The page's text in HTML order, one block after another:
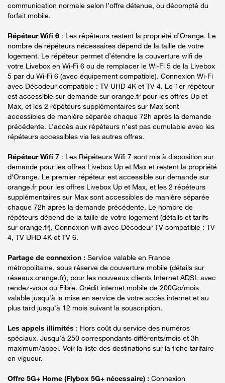
communication normale selon l’offre détenue, ou décompté du
forfait mobile.
Répéteur Wifi 6 : Les répéteurs restent la propriété d’Orange. Le
nombre de répéteurs nécessaires dépend de la taille de votre
logement. Le répéteur permet d’étendre la couverture wifi de
votre Livebox en Wi-Fi 6 ou de remplacer le Wi-Fi 5 de la Livebox
5 par du Wi-Fi 6 (avec équipement compatible). Connexion Wi-Fi
avec Décodeur compatible : TV UHD 4K et TV 4. Le 1er répéteur
est accessible sur demande sur orange.fr pour les offres Up et
Max, et les 2 répéteurs supplémentaires sur Max sont
accessibles de manière séparée chaque 72h après la demande
précédente. L’accès aux répéteurs n’est pas cumulable avec les
répéteurs accessibles via les autres offres.
Répéteur Wifi 7 : Les Répéteurs Wifi 7 sont mis à disposition sur
demande pour les offres Livebox Up et Max et restent la propriété
d'Orange. Le premier répéteur est accessible sur demande sur
orange.fr pour les offres Livebox Up et Max, et les 2 répéteurs
supplémentaires sur Max sont accessibles de manière séparée
chaque 72h après la demande précédente. Le nombre de
répéteurs dépend de la taille de votre logement (détails et tarifs
sur orange.fr). Connexion wifi avec Décodeur TV compatible : TV
4, TV UHD 4K et TV 6.
Partage de connexion : Service valable en France
métropolitaine, sous réserve de couverture mobile (détails sur
réseaux.orange.fr), pour les nouveaux clients Internet ADSL avec
rendez-vous ou Fibre. Crédit internet mobile de 200Go/mois
valable jusqu'à la mise en service de votre accès internet et au
plus tard jusqu'à 12 mois suivant la souscription.
Les appels illimités : Hors coût du service des numéros
spéciaux. Jusqu’à 250 correspondants différents/mois et 3h
maximum/appel. Voir la liste des destinations sur la fiche tarifaire
en vigueur.
Offre 5G+ Home (Flybox 5G+ nécessaire) : Connexion